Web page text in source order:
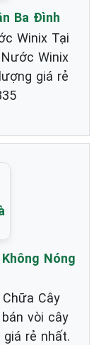
Ba Đình
Winix Tại
Winix
giá rẻ
Nóng
Cây
vòi cây
rẻ nhất.